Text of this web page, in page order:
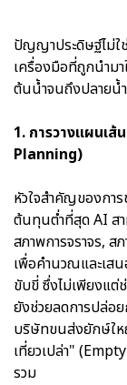
ปัญญาประดิษฐ์ไม่ใ
เครื่องมือที่ถูกนำม
ต้นน้ำจนถึงปลายน้
1. การวางแผนเ
Planning)
หัวใจสำคัญของกา
ต้นทุนต่ำที่สุด AI สา
สภาพการจราจร, ส
เพื่อคำนวณและเส
ขับขี่ ซึ่งไม่เพียงแต่
ยังช่วยลดการปล่อ
บริษัทขนส่งยักษ์ให
เที่ยวเปล่า"
รวม